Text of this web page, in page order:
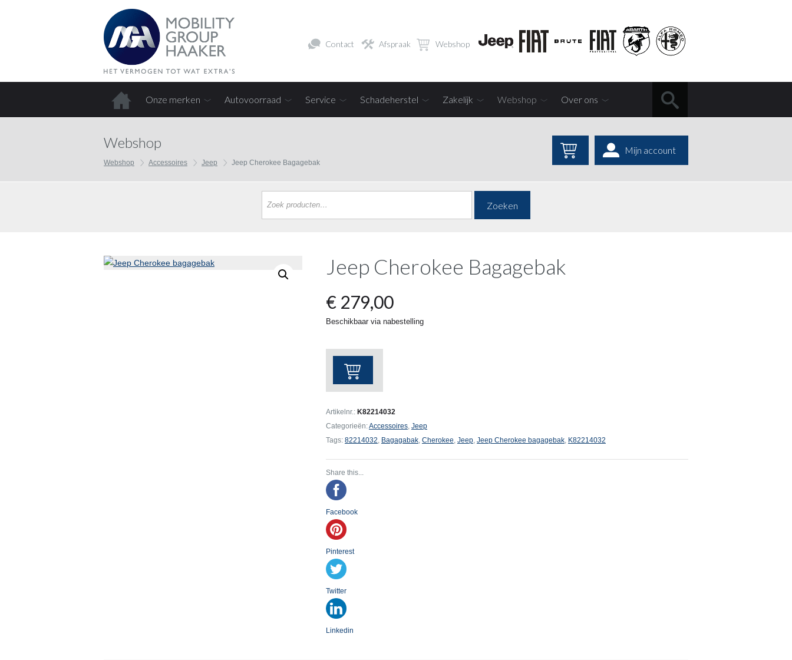
Contact Afspraak Webshop
Onze merken Autovoorraad Service Schadeherstel Zakelijk Webshop Over ons
Webshop
Webshop Accessoires Jeep Jeep Cherokee Bagagebak
Mijn account
Zoeken
Jeep Cherokee Bagagebak
€279,00
Beschikbaar via nabestelling
Jeep
Cherokee
Bagagebak
Artikelnr.: K82214032
Categorieën:Accessoires, Jeep
Tags: 82214032 Bagagabak, Cherokee Jeep, Jeep Cherokee bagagebak, K82214032
Share this...
Facebook
Pinterest
Twitter
Linkedin